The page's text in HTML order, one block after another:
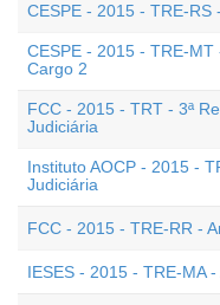
CESPE - 2015 - TRE-RS
CESPE - 2015 - TRE-
Cargo 2
FCC - 2015 - TRT - 3ª
Judiciária
Instituto AOCP - 2015 -
Judiciária
FCC - 2015 - TRE-RR -
IESES - 2015 - TRE-MA